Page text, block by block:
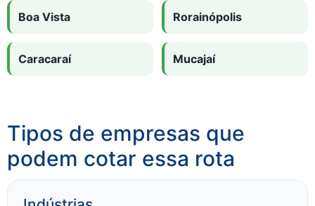
Boa Vista Rorainópolis
Caracaraí Mucajaí
Tipos de empresas que
podem cotar essa rota